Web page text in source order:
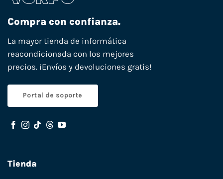
Compra con confianza.
La mayor tienda de informática
reacondicionada con los mejores
precios. ¡Envíos y devoluciones gratis!
Portal de soporte
Tienda